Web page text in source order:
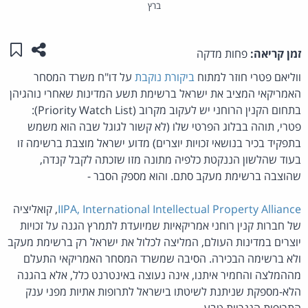
ברץ
זמן קריאה: פחות מדקה שתפו
ווליאם פטרי חוזר למתוח ביקורת נוקבת על דו"ח משרד המסחר
האמריקאי המציב את ישראל ברשימת תשע המדינות שאחרי נוהגיהן
בתחום הקנין הרוחני יש לעקוב מקרוב (Priority Watch List):
פטרי, תוהה בבלוג הפרטי שלו (לא קשור לגוגל שבה הוא משמש
בתפקיד בכיר בנושאי זכויות יוצרים) מדוע ישראל מוצבת ברשימה זו
בעוד שהלשון הננקטת כלפיה מתונה מזו שזכתה לקבל קנדה,
שהוצבה ברשימת מעקב סתם. והוא מספק הסבר -
IIPA, International Intellectual Property Alliance, קואליציה
של חברות קנין רוחני אמריקאיות שמיועדת לתמרץ הגנה על זכויות
יוצרים במדינות העולם, המליצה לכלול את ישראל רק ברשימת מעקב
ולא ברשימה הבכירה. הסיבה שמשרד המסחר האמריקאי התעלם
מההמלצה והחמיר איתנו, אינה נעוצה באינטרנט כלל, אלא בהגנה
הלא-מספקת שניתנת לשיטתו בישראל לתרופות אתיות מפני ענק